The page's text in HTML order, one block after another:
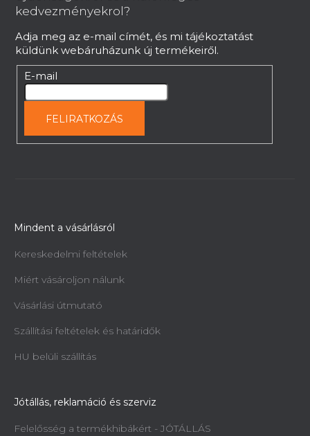
kedvezményekrol?
Adja meg az e-mail címét, és mi tájékoztatást
küldünk webáruházunk új termékeiről.
E-mail
FELIRATKOZÁS
Mindent a vásárlásról
Kereskedelmi feltételek
Miért vásároljon nálunk
Vásárlási útmutató
Szállítási feltételek és határidők
HU belüli szállítás
Jótállás, reklamáció és szerviz
Felelősség a termékhibákért - JÓTÁLLÁS